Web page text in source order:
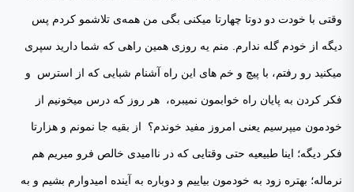
وقتی با خودت دو دوتا چهارتا میکنی بگی من همه‌ی تلاشمو کردم پس
دیگه از خودم گله ندارم. منم یه روزی همین راهی که شما دارید سپری
میکنید رو رفتم، با پیچ و خم های این راه آشنام شبایی که از استرس و
فکر کردن به پایان راه خوابمون نمیبره، هر روز که درس میخونیم از
خودمون میپرسیم یعنی امروز مفید خوندم؟ از بقیه جا نمونم و هزارتا
فکر دیگه؛ اینا طبیعیه حتی وقتایی که در ناامیدی خالص فرو میریم هم
نرماله؛ بهتره زود به خودمون بیاییم و دوباره به آینده امیدوارم بشیم و به